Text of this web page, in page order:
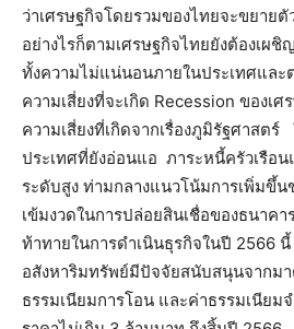
ว่าเศรษฐกิจโดยรวมของไทยจะขยายตั
อย่างไรก็ตามเศรษฐกิจไทยยังต้องเผ
ทั้งความไม่แน่นอนภายในประเทศและ
ความเสี่ยงที่จะเกิด Recession ของเ
ความเสี่ยงที่เกิดจากเรื่องภูมิรัฐศาสต
ประเทศที่ยังอ่อนแอ ภาระหนี้ครัวเรือ
ระดับสูง ท่ามกลางแนวโน้มการเพิ่มขึ้
เข้มงวดในการปล่อยสินเชื่อของธนาค
ท้าทายในการดำเนินธุรกิจในปี 2566
อสังหาริมทรัพย์มีปัจจัยสนับสนุนจากม
ธรรมเนียมการโอน และค่าธรรมเนียม